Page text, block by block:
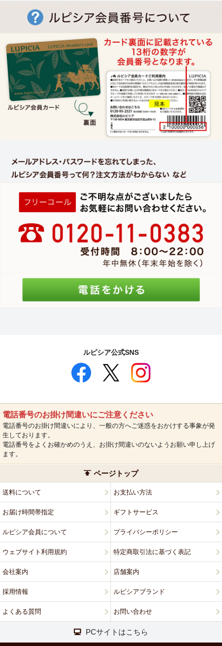
ルピシア公式SNS
電話番号のお掛け間違いにご注意ください
電話番号のお掛け間違いにより、一般の方へご迷惑をおかけする事象が発
生しております。
電話番号をよくお確かめのうえ、お掛け間違いのないようお願い申し上げ
ます。
ページトップ
送料について お支払い方法
お届け時間帯指定 ギフトサービス
ルピシア会員について プライバシーポリシー
ウェブサイト利用規約 特定商取引法に基づく表記
会社案内 店舗案内
採用情報 ルピシアブランド
よくある質問 お問い合わせ
PCサイトはこちら